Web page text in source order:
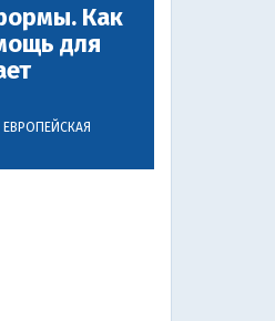
Как
для
ЕВРОПЕЙСКАЯ